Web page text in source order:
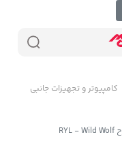
کامپیوتر و تجهیزات جانبی